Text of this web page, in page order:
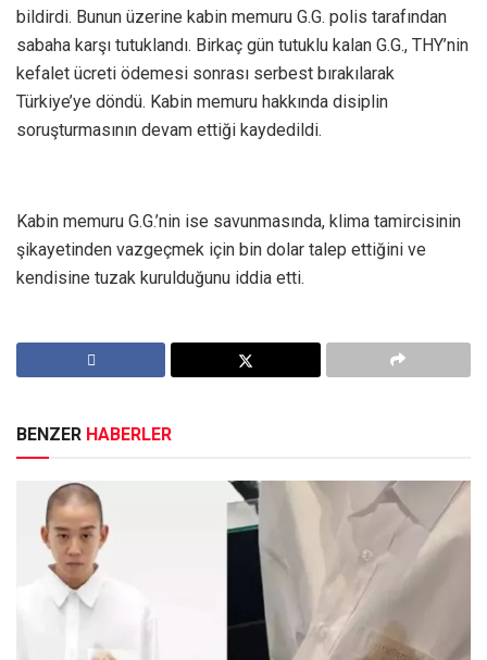
bildirdi. Bunun üzerine kabin memuru G.G. polis tarafından
sabaha karşı tutuklandı. Birkaç gün tutuklu kalan G.G., THY’nin
kefalet ücreti ödemesi sonrası serbest bırakılarak
Türkiye’ye döndü. Kabin memuru hakkında disiplin
soruşturmasının devam ettiği kaydedildi.
Kabin memuru G.G.’nin ise savunmasında, klima tamircisinin
şikayetinden vazgeçmek için bin dolar talep ettiğini ve
kendisine tuzak kurulduğunu iddia etti.
BENZER HABERLER